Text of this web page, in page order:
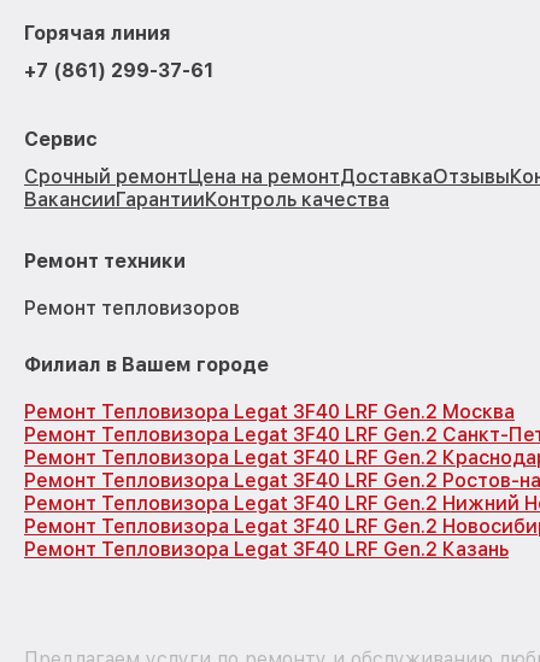
Горячая линия
+7 (861) 299-37-61
Сервис
Срочный ремонтЦена на ремонтДоставкаОтзывы
ВакансииГарантииКонтроль качества
Ремонт техники
Ремонт тепловизоров
Филиал в Вашем городе
Ремонт Тепловизора Legat 3F40 LRF Gen.2 Москва
Ремонт Тепловизора Legat 3F40 LRF Gen.2 Санкт-
Ремонт Тепловизора Legat 3F40 LRF Gen.2
Ремонт Тепловизора Legat 3F40 LRF Gen.2 Ростов-
Ремонт Тепловизора Legat 3F40 LRF Gen.2 Нижний
Ремонт Тепловизора Legat 3F40 LRF Gen.2
Ремонт Тепловизора Legat 3F40 LRF Gen.2 Казань